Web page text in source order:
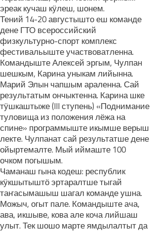
эреак кучаш кӱлеш, шонем.
Тений 14-20 августышто еш команде
дене ГТО всероссийский
физкультурно-спорт комплекс
фестивальыште участвоватленна.
Командыште Алексей эргым, Чулпан
шешкым, Карина уныкам лийынна.
Марий Элын чапшым араленна. Сай
результатым ончыктенна. Карина шке
тӱшкаштыже (III ступень) «Поднимание
туловища из положения лёжа на
спине» программыште икымше верыш
лекте. Чулпанат сай результатше дене
ойыртемалте. Мый иймаште 100
очком погышым.
Чаманаш гына кодеш: республик
кӱкшытыштӧ эртаралтше тыгай
таҥасымашыш шагал команде ушна.
Можыч, огыт пале. Командыште ача,
ава, икшыве, кова але коча лийшаш
улыт. Тек шошо марте ямдылалтыт да